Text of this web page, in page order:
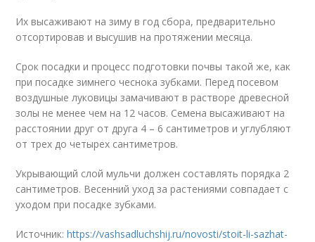
Их высаживают на зиму в год сбора, предварительно
отсортировав и высушив на протяжении месяца.
Срок посадки и процесс подготовки почвы такой же, как
при посадке зимнего чеснока зубками. Перед посевом
воздушные луковицы замачивают в растворе древесной
золы не менее чем на 12 часов. Семена высаживают на
расстоянии друг от друга 4 – 6 сантиметров и углубляют
от трех до четырех сантиметров.
Укрывающий слой мульчи должен составлять порядка 2
сантиметров. Весенний уход за растениями совпадает с
уходом при посадке зубками.
Источник:https://vashsadluchshij.ru/novosti/stoit-li-sazhat-